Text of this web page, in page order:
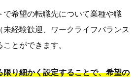
で希望の転職先について業種や職
経験歓迎、ワークライフバランス
とができます。
限り細かく設定することで、希望の